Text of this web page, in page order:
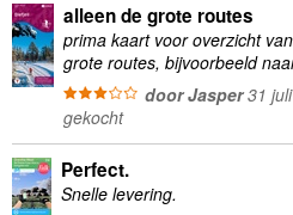
alleen de grote routes
prima kaart voor overzicht
grote routes, bijvoorbeeld
wandelingen te plannen
door Jasper31 juli
gekocht
Perfect.
Snelle levering.